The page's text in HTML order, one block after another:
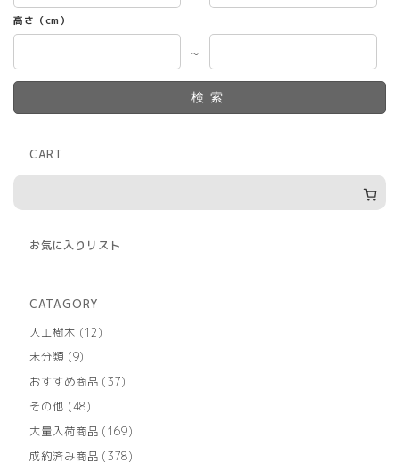
高さ（cm）
～
検索
CART
お気に入りリスト
CATAGORY
人工樹木
1212
商
未分類 99
の
商
おすすめ商品 3737
商
その他 4848
の
商
大量入荷商品 169169
の
成約済み商品 378378